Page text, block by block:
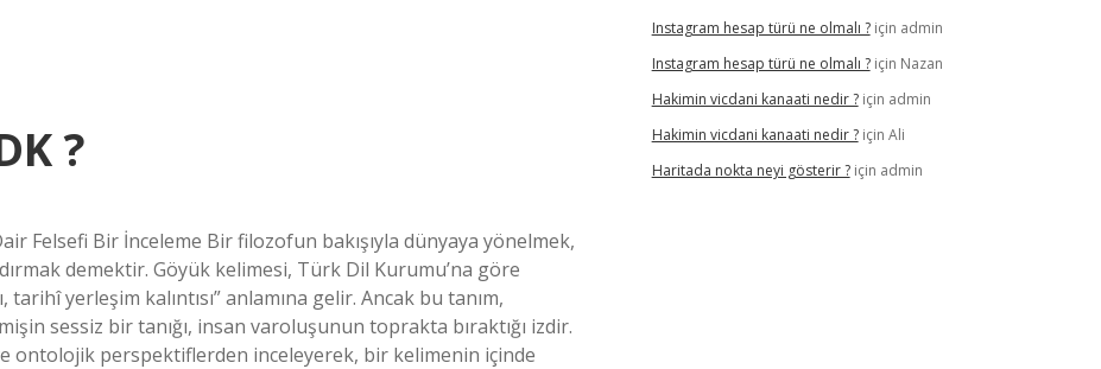
?
Felsefi Bir İnceleme Bir filozofun bakışıyla dünyaya yönelmek,
demektir. Göyük kelimesi, Türk Dil Kurumu’na göre
yerleşim kalıntısı” anlamına gelir. Ancak bu tanım,
sessiz bir tanığı, insan varoluşunun toprakta bıraktığı izdir.
ontolojik perspektiflerden inceleyerek, bir kelimenin içinde
Instagram hesap türü ne olmalı ?için admin
Instagram hesap türü ne olmalı ?için Nazan
Hakimin vicdani kanaati nedir ?için admin
Hakimin vicdani kanaati nedir ?için Ali
Haritada nokta neyi gösterir ?için admin